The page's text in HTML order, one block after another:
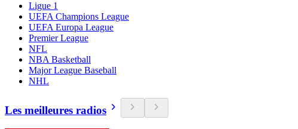
Ligue 1
UEFA Champions League
UEFA Europa League
Premier League
NFL
NBA Basketball
Major League Baseball
NHL
Les meilleures radios